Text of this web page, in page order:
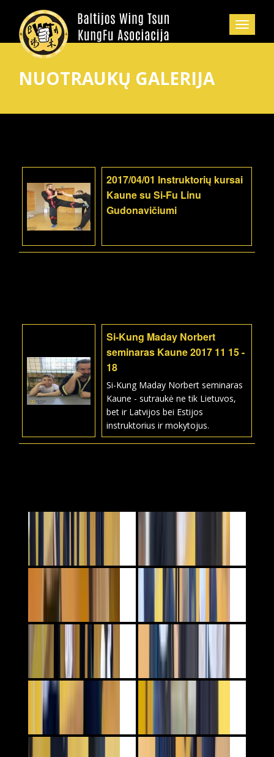
NUOTRAUKŲ GALERIJA
2017/04/01 Instruktorių kursai
Kaune su Si-Fu Linu
Gudonavičiumi
Si-Kung Maday Norbert
seminaras Kaune 2017 11 15 -
18
Si-Kung Maday Norbert seminaras
Kaune - sutraukė ne tik Lietuvos,
bet ir Latvijos bei Estijos
instruktorius ir mokytojus.